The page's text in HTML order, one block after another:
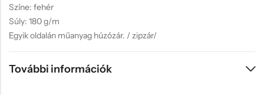
Színe: fehér
Súly: 180 g/m
Egyik oldalán műanyag húzózár. / zipzár/
További információk